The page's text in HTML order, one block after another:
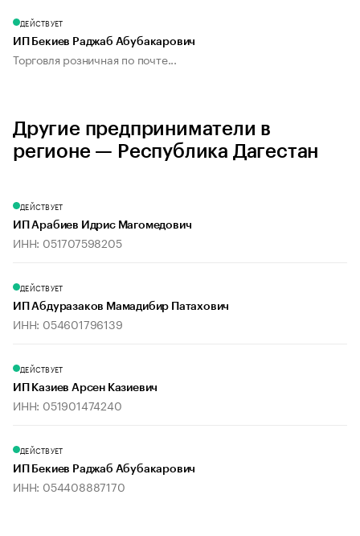
ДЕЙСТВУЕТ
ИП Бекиев Раджаб Абубакарович
Торговля розничная по почте...
Другие предприниматели в
регионе — Республика Дагестан
ДЕЙСТВУЕТ
ИП Арабиев Идрис Магомедович
ИНН: 051707598205
ДЕЙСТВУЕТ
ИП Абдуразаков Мамадибир Патахович
ИНН: 054601796139
ДЕЙСТВУЕТ
ИП Казиев Арсен Казиевич
ИНН: 051901474240
ДЕЙСТВУЕТ
ИП Бекиев Раджаб Абубакарович
ИНН: 054408887170